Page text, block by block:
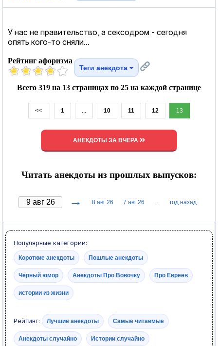
У нас не правительство, а cекcодром - сегодня
опять кого-то сняли...
Рейтинг афоризма
Теги анекдота
Всего 319 на 13 страницах по 25 на каждой странице
<< 1 ... 10 11 12 13
АНЕКДОТЫ ЗА ВЧЕРА
Читать анекдоты из прошлых выпусков:
→ 8 авг 26 7 авг 26 ··· год назад
Популярные категории:
Короткие анекдоты Пошлые анекдоты
Черный юмор Анекдоты Про Вовочку Про Евреев
истории из жизни
Рейтинг: Лучшие анекдоты Самые читаемые
Анекдоты случайно Истории случайно